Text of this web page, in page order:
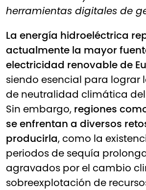
herramientas digitales de
La energía hidroeléctrica
actualmente la mayor
electricidad renovable de
siendo esencial para lograr
de neutralidad climática
Sin embargo, regiones
se enfrentan a diversos
producirla, como la
periodos de sequía
agravados por el cambio
sobreexplotación de